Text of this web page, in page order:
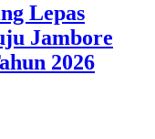
Lepas
Jambore
2026